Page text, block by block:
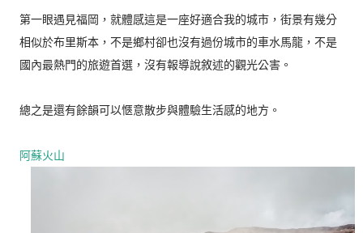
第一眼遇見福岡，就體感這是一座好適合我的城市，街景有幾分
相似於布里斯本，不是鄉村卻也沒有過份城市的車水馬龍，不是
國內最熱門的旅遊首選，沒有報導說敘述的觀光公害。
總之是還有餘韻可以愜意散步與體驗生活感的地方。
阿蘇火山